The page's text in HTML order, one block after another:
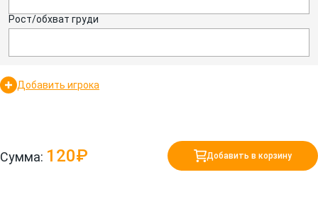
Рост/обхват груди
Добавить игрока
Сумма: 120₽ Добавить в корзину